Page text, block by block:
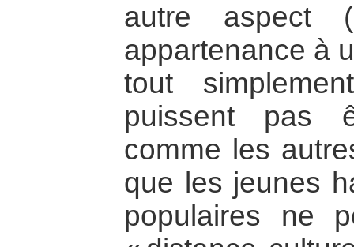
autre aspect
appartenance à
tout
puissent pas
comme les
que les jeunes
populaires ne